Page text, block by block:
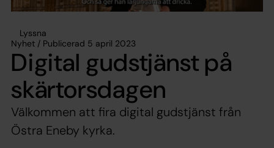
Lyssna
Nyhet / Publicerad 5 april 2023
Digital gudstjänst på
skärtorsdagen
Välkommen att fira digital gudstjänst från
Östra Eneby kyrka.